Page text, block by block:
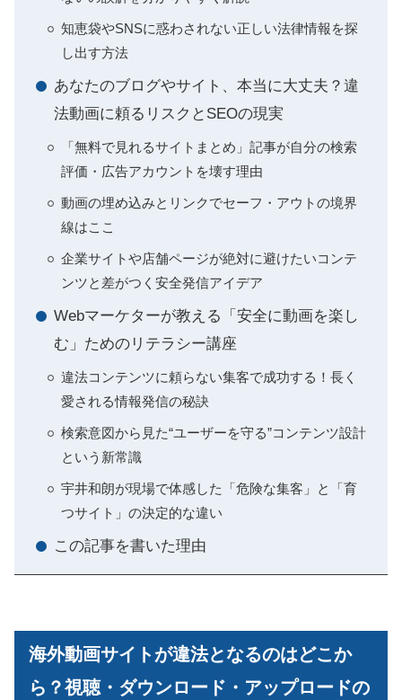
知恵袋やSNSに惑わされない正しい法律情報を探
し出す方法
あなたのブログやサイト、本当に大丈夫？違
法動画に頼るリスクとSEOの現実
「無料で見れるサイトまとめ」記事が自分の検索
評価・広告アカウントを壊す理由
動画の埋め込みとリンクでセーフ・アウトの境界
線はここ
企業サイトや店舗ページが絶対に避けたいコンテ
ンツと差がつく安全発信アイデア
Webマーケターが教える「安全に動画を楽し
む」ためのリテラシー講座
違法コンテンツに頼らない集客で成功する！長く
愛される情報発信の秘訣
検索意図から見た“ユーザーを守る”コンテンツ設計
という新常識
宇井和朗が現場で体感した「危険な集客」と「育
つサイト」の決定的な違い
この記事を書いた理由
海外動画サイトが違法となるのはどこか
ら？視聴・ダウンロード・アップロードの